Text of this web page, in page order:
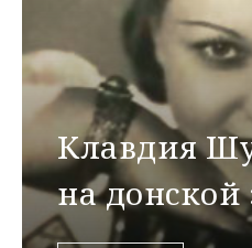
Клавдия
на донской